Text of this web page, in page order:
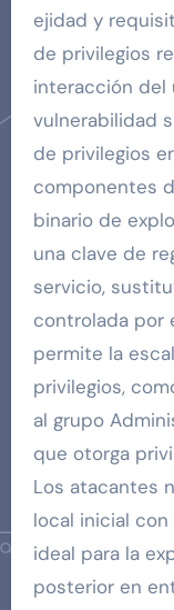
ejidad y
de privilegios
interacción del
vulnerabilidad
de privilegios
componentes
binario de
una clave de
servicio,
controlada por
permite la
privilegios,
al grupo
que otorga
Los atacantes
local inicial
ideal para la
posterior en